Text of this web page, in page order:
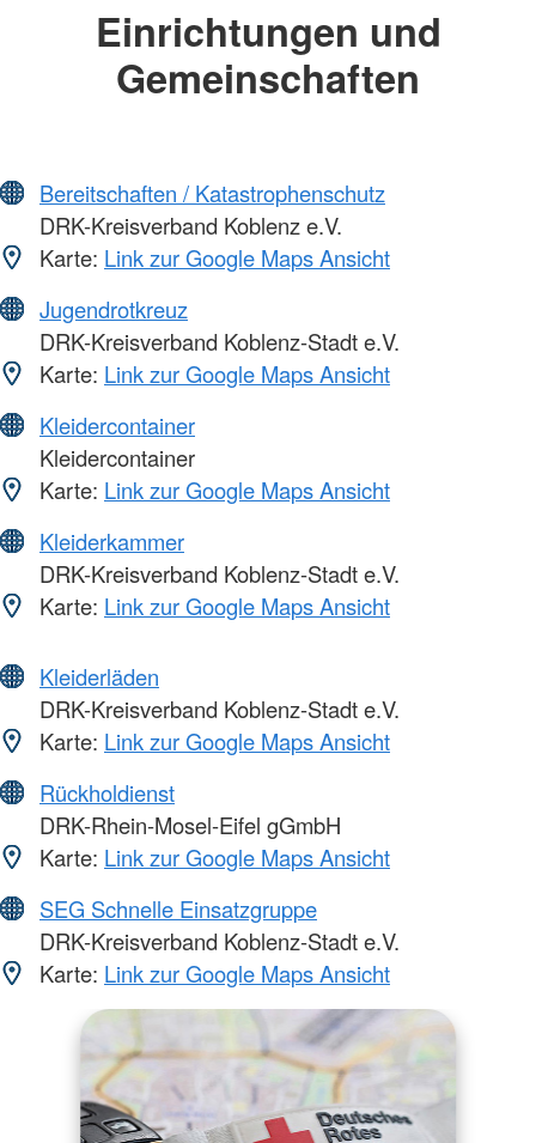
Einrichtungen und
Gemeinschaften
Bereitschaften / Katastrophenschutz
DRK-Kreisverband Koblenz e.V.
Karte: Link zur Google Maps Ansicht
Jugendrotkreuz
DRK-Kreisverband Koblenz-Stadt e.V.
Karte: Link zur Google Maps Ansicht
Kleidercontainer
Kleidercontainer
Karte: Link zur Google Maps Ansicht
Kleiderkammer
DRK-Kreisverband Koblenz-Stadt e.V.
Karte: Link zur Google Maps Ansicht
Kleiderläden
DRK-Kreisverband Koblenz-Stadt e.V.
Karte: Link zur Google Maps Ansicht
Rückholdienst
DRK-Rhein-Mosel-Eifel gGmbH
Karte: Link zur Google Maps Ansicht
SEG Schnelle Einsatzgruppe
DRK-Kreisverband Koblenz-Stadt e.V.
Karte: Link zur Google Maps Ansicht